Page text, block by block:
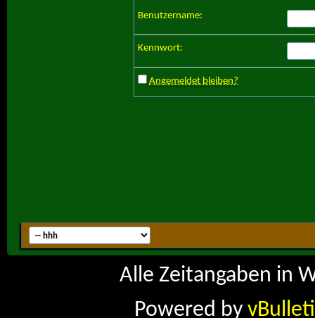
Benutzername:
Kennwort:
Angemeldet bleiben?
Alle Zeitangaben in
Powered by